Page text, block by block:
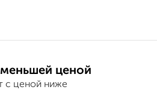
ценой
с ценой ниже